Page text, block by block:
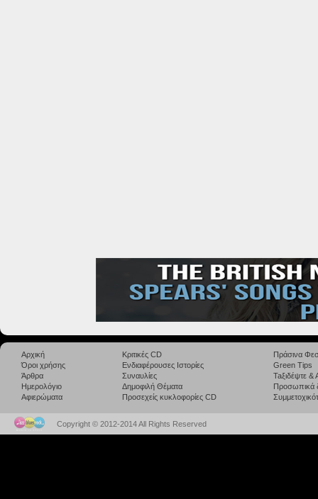
Αρχική
Όροι χρήσης
Άρθρα
Ημερολόγιο
Αφιερώματα
Κριτικές CD
Ενδιαφέρουσες Ιστορίες
Συναυλίες
Δημοφιλή Θέματα
Προσεχείς κυκλοφορίες CD
Πράσινα
Green Tips
Taξιδέψτε
Προσωπικά
Copyright © 2012-2014 All Rights Reserved